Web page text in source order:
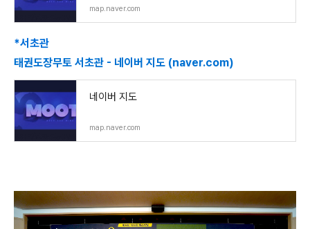
map.naver.com
*서초관
태권도장무토 서초관 - 네이버 지도 (naver.com)
네이버 지도
map.naver.com